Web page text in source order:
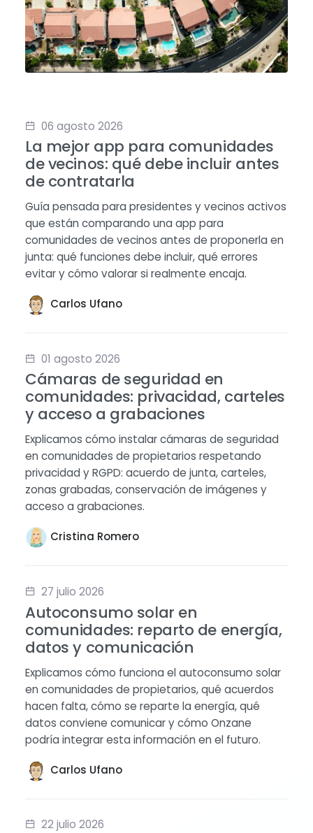
06 agosto 2026
La mejor app para comunidades
de vecinos: qué debe incluir antes
de contratarla
Guía pensada para presidentes y vecinos activos
que están comparando una app para
comunidades de vecinos antes de proponerla en
junta: qué funciones debe incluir, qué errores
evitar y cómo valorar si realmente encaja.
Carlos Ufano
01 agosto 2026
Cámaras de seguridad en
comunidades: privacidad, carteles
y acceso a grabaciones
Explicamos cómo instalar cámaras de seguridad
en comunidades de propietarios respetando
privacidad y RGPD: acuerdo de junta, carteles,
zonas grabadas, conservación de imágenes y
acceso a grabaciones.
Cristina Romero
27 julio 2026
Autoconsumo solar en
comunidades: reparto de energía,
datos y comunicación
Explicamos cómo funciona el autoconsumo solar
en comunidades de propietarios, qué acuerdos
hacen falta, cómo se reparte la energía, qué
datos conviene comunicar y cómo Onzane
podría integrar esta información en el futuro.
Carlos Ufano
22 julio 2026